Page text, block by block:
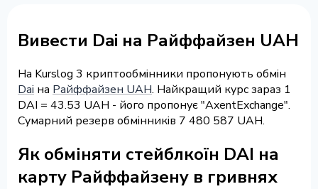
Вивести Dai на Райффайзен UAH
На Kurslog 3 криптообмінники пропонують обмін
Dai на Райффайзен UAH. Найкращий курс зараз 1
DAI = 43.53 UAH - його пропонує "AxentExchange".
Сумарний резерв обмінників 7 480 587 UAH.
Як обміняти стейблкоїн DAI на
карту Райффайзену в гривнях